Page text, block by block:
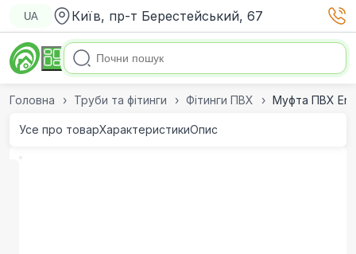
UA Київ, пр-т Берестейський, 67
Головна Труби та фітинги Фітинги ПВХ Муфта ПВХ Era
Усе про товарХарактеристикиОпис